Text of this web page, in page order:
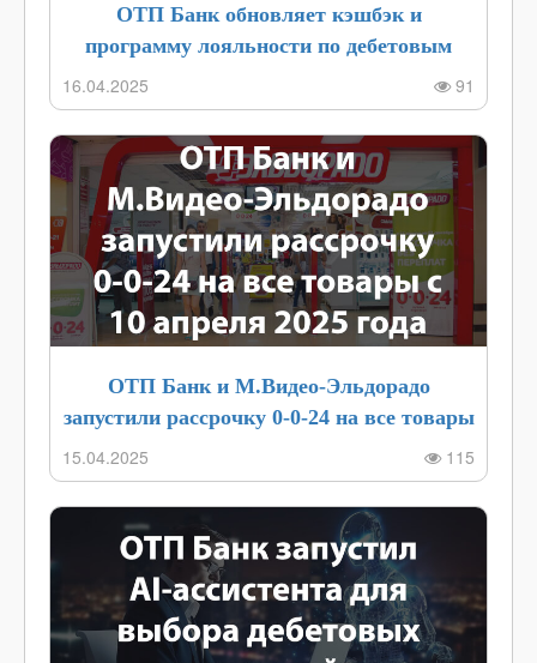
ОТП Банк обновляет кэшбэк и
программу лояльности по дебетовым
16.04.2025 91
ОТП Банк и М.Видео-Эльдорадо
запустили рассрочку 0-0-24 на все товары
15.04.2025 115